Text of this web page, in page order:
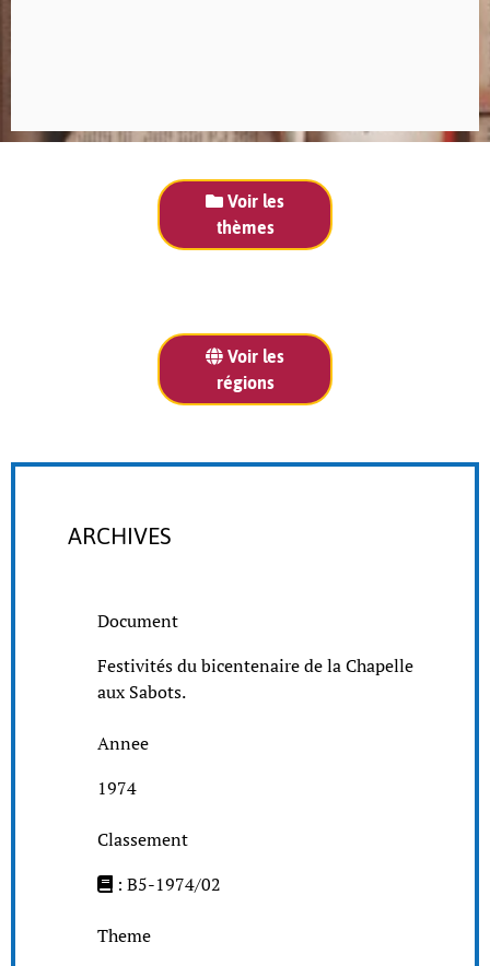
Voir les
thèmes
Voir les
régions
ARCHIVES
Document
Festivités du bicentenaire de la Chapelle
aux Sabots.
Annee
1974
Classement
: B5-1974/02
Theme